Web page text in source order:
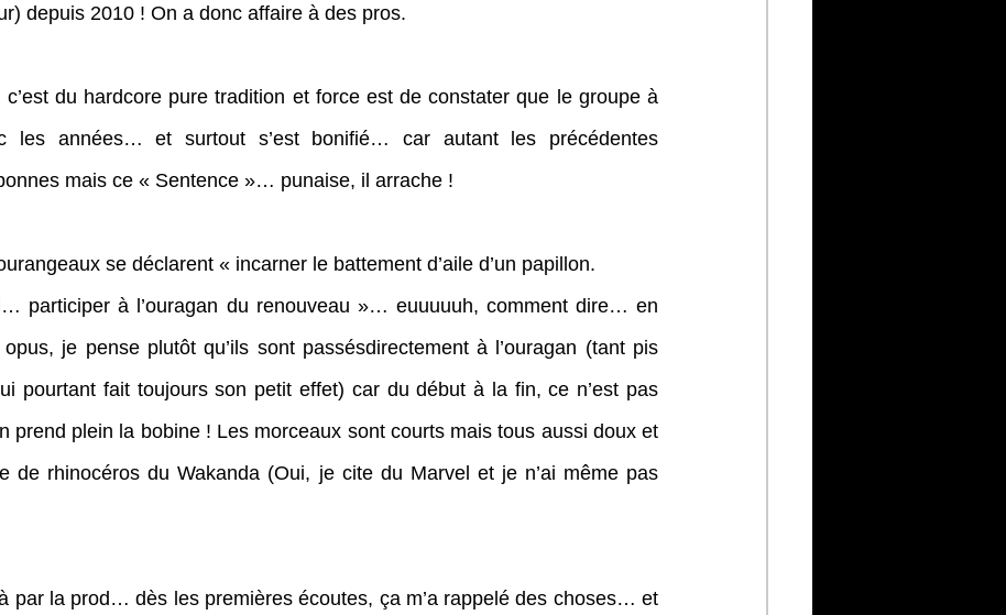
depuis 2010 ! On a donc affaire à des pros.
du hardcore pure tradition et force est de constater que le groupe à
les années… et surtout s’est bonifié… car autant les précédentes
mais ce « Sentence »… punaise, il arrache !
se déclarent « incarner le battement d’aile d’un papillon.
participer à l’ouragan du renouveau »… euuuuuh, comment dire… en
je pense plutôt qu’ils sont passésdirectement à l’ouragan (tant pis
pourtant fait toujours son petit effet) car du début à la fin, ce n’est pas
prend plein la bobine ! Les morceaux sont courts mais tous aussi doux et
de rhinocéros du Wakanda (Oui, je cite du Marvel et je n’ai même pas
par la prod… dès les premières écoutes, ça m’a rappelé des choses… et